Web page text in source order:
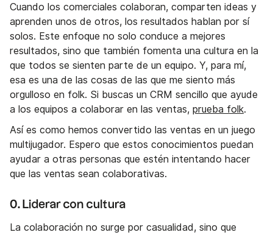
Cuando los comerciales colaboran, comparten ideas y
aprenden unos de otros, los resultados hablan por sí
solos. Este enfoque no solo conduce a mejores
resultados, sino que también fomenta una cultura en la
que todos se sienten parte de un equipo. Y, para mí,
esa es una de las cosas de las que me siento más
orgulloso en folk. Si buscas un CRM sencillo que ayude
a los equipos a colaborar en las ventas, prueba folk.
Así es como hemos convertido las ventas en un juego
multijugador. Espero que estos conocimientos puedan
ayudar a otras personas que estén intentando hacer
que las ventas sean colaborativas.
0. Liderar con cultura
La colaboración no surge por casualidad, sino que